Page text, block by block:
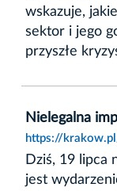
wskazuje,
sektor i jego
przyszłe
Nielegalna
https://
Dziś, 19 lipca
jest